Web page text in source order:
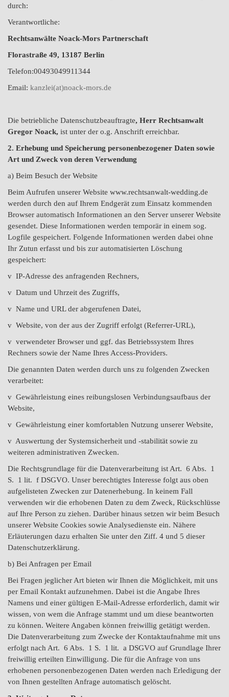
durch:
Verantwortliche:
Rechtsanwälte Noack-Mors Partnerschaft
Florastraße 49, 13187 Berlin
Telefon:00493049911344
Email: kanzlei(at)noack-mors.de
Die betriebliche Datenschutzbeauftragte, Herr Rechtsanwalt
Gregor Noack, ist unter der o.g. Anschrift erreichbar.
2. Erhebung und Speicherung personenbezogener Daten sowie
Art und Zweck von deren Verwendung
a) Beim Besuch der Website
Beim Aufrufen unserer Website www.rechtsanwalt-wedding.de
werden durch den auf Ihrem Endgerät zum Einsatz kommenden
Browser automatisch Informationen an den Server unserer Website
gesendet. Diese Informationen werden temporär in einem sog.
Logfile gespeichert. Folgende Informationen werden dabei ohne
Ihr Zutun erfasst und bis zur automatisierten Löschung
gespeichert:
v IP-Adresse des anfragenden Rechners,
v Datum und Uhrzeit des Zugriffs,
v Name und URL der abgerufenen Datei,
v Website, von der aus der Zugriff erfolgt (Referrer-URL),
v verwendeter Browser und ggf. das Betriebssystem Ihres
Rechners sowie der Name Ihres Access-Providers.
Die genannten Daten werden durch uns zu folgenden Zwecken
verarbeitet:
v Gewährleistung eines reibungslosen Verbindungsaufbaus der
Website,
v Gewährleistung einer komfortablen Nutzung unserer Website,
v Auswertung der Systemsicherheit und -stabilität sowie zu
weiteren administrativen Zwecken.
Die Rechtsgrundlage für die Datenverarbeitung ist Art. 6 Abs. 1
S. 1 lit. f DSGVO. Unser berechtigtes Interesse folgt aus oben
aufgelisteten Zwecken zur Datenerhebung. In keinem Fall
verwenden wir die erhobenen Daten zu dem Zweck, Rückschlüsse
auf Ihre Person zu ziehen. Darüber hinaus setzen wir beim Besuch
unserer Website Cookies sowie Analysedienste ein. Nähere
Erläuterungen dazu erhalten Sie unter den Ziff. 4 und 5 dieser
Datenschutzerklärung.
b) Bei Anfragen per Email
Bei Fragen jeglicher Art bieten wir Ihnen die Möglichkeit, mit uns
per Email Kontakt aufzunehmen. Dabei ist die Angabe Ihres
Namens und einer gültigen E-Mail-Adresse erforderlich, damit wir
wissen, von wem die Anfrage stammt und um diese beantworten
zu können. Weitere Angaben können freiwillig getätigt werden.
Die Datenverarbeitung zum Zwecke der Kontaktaufnahme mit uns
erfolgt nach Art. 6 Abs. 1 S. 1 lit. a DSGVO auf Grundlage Ihrer
freiwillig erteilten Einwilligung. Die für die Anfrage von uns
erhobenen personenbezogenen Daten werden nach Erledigung der
von Ihnen gestellten Anfrage automatisch gelöscht.